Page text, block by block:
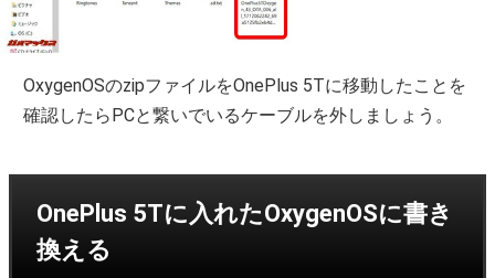
OxygenOSのzipファイルをOnePlus 5Tに移動したことを
確認したらPCと繋いでいるケーブルを外しましょう。
OnePlus 5Tに入れたOxygenOSに書き
換える